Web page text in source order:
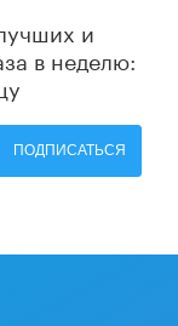
и
в неделю:
ПОДПИСАТЬСЯ